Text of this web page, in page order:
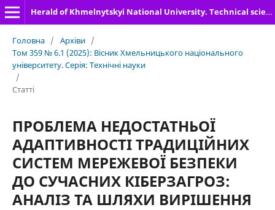
Herald of Khmelnytskyi National University. Technical sciences
Головна / Архіви /
Том 359 № 6.1 (2025): Вісник Хмельницького національного
університету. Серія: Технічні науки
/
Статті
ПРОБЛЕМА НЕДОСТАТНЬОЇ
АДАПТИВНОСТІ ТРАДИЦІЙНИХ
СИСТЕМ МЕРЕЖЕВОЇ БЕЗПЕКИ
ДО СУЧАСНИХ КІБЕРЗАГРОЗ:
АНАЛІЗ ТА ШЛЯХИ ВИРІШЕННЯ